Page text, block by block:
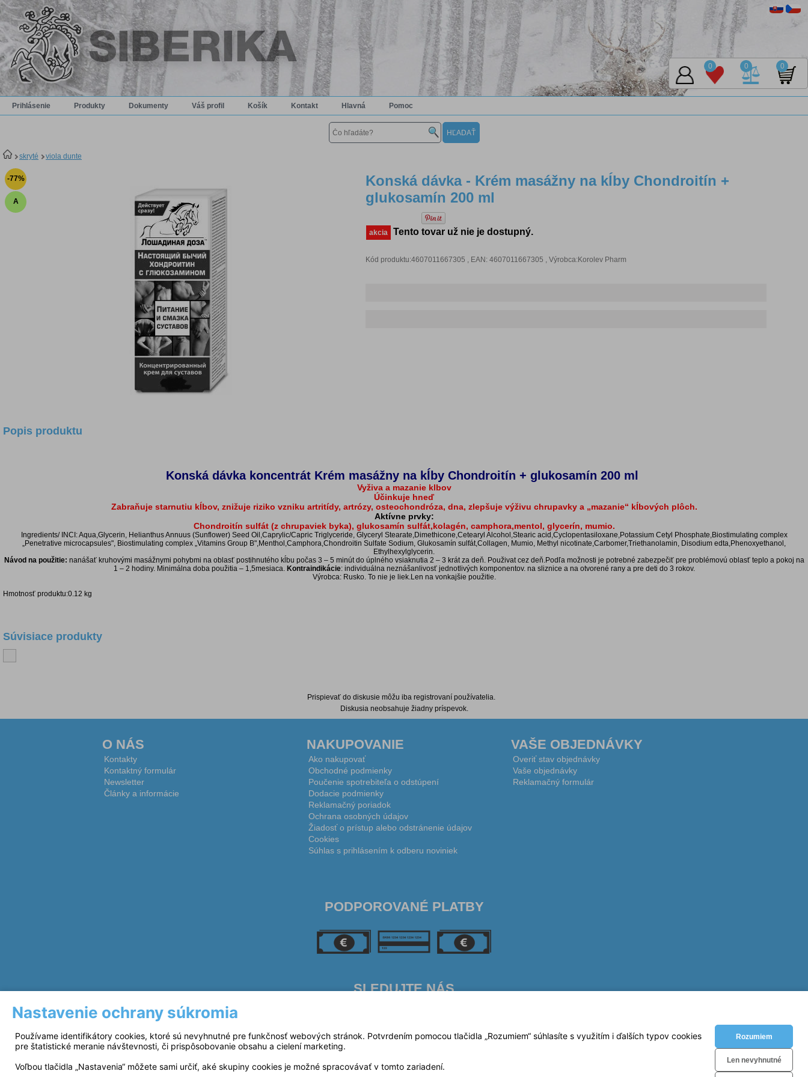
0 0 0
Prihlásenie Produkty Dokumenty Váš profil Košík Kontakt Hlavná Pomoc
skryté viola dunte
-77%
A
Konská dávka - Krém masážny na kĺby Chondroitín +
glukosamín 200 ml
akcia Tento tovar už nie je dostupný.
Kód produktu:4607011667305 , EAN: 4607011667305 , Výrobca:Korolev Pharm
Popis produktu
Konská dávka koncentrát Krém masážny na kĺby Chondroitín + glukosamín 200 ml
Vyživa a mazanie klbov
Účinkuje hneď
Zabraňuje starnutiu kĺbov, znižuje riziko vzniku artritídy, artrózy, osteochondróza, dna, zlepšuje výživu chrupavky a „mazanie“ kĺbových plôch.
Aktívne prvky:
Chondroitín sulfát (z chrupaviek byka), glukosamín sulfát,kolagén, camphora,mentol, glycerín, mumio.
Ingredients/ INCI: Aqua,Glycerin, Helianthus Annuus (Sunflower) Seed Oil,Caprylic/Capric Triglyceride, Glyceryl Stearate,Dimethicone,Cetearyl Alcohol,Stearic acid,Сyclopentasiloxane,Potassium Cetyl Phosphate,Biostimulating complex
„Penetrative microcapsules", Biostimulating complex „Vitamins Group B",Menthol,Camphora,Chondroitin Sulfate Sodium, Glukosamín sulfát,Collagen, Mumio, Methyl nicotinate,Carbomer,Triethanolamin, Disodium edta,Phenoxyethanol,
Ethylhexylglycerin.
Návod na použitie: nanášať kruhovými masážnymi pohybmi na oblasť postihnutého kĺbu počas 3 – 5 minút do úplného vsiaknutia 2 – 3 krát za deň. Použivat cez deň.Podľa možnosti je potrebné zabezpečiť pre problémovú oblasť teplo a pokoj na
1 – 2 hodiny. Minimálna doba použitia – 1,5mesiaca. Kontraindikácie: individuálna neznášanlivosť jednotlivých komponentov. na sliznice a na otvorené rany a pre deti do 3 rokov.
Výrobca: Rusko. To nie je liek.Len na vonkajšie použitie.
Hmotnosť produktu:0.12 kg
Súvisiace produkty
Prispievať do diskusie môžu iba registrovaní používatelia.
Diskusia neobsahuje žiadny príspevok.
O NÁS
Kontakty
Kontaktný formulár
Newsletter
Články a informácie
NAKUPOVANIE
Ako nakupovať
Obchodné podmienky
Poučenie spotrebiteľa o odstúpení
Dodacie podmienky
Reklamačný poriadok
Ochrana osobných údajov
Žiadosť o prístup alebo odstránenie údajov
Cookies
Súhlas s prihlásením k odberu noviniek
VAŠE OBJEDNÁVKY
Overiť stav objednávky
Vaše objednávky
Reklamačný formulár
PODPOROVANÉ PLATBY
SLEDUJTE NÁS
Nastavenie ochrany súkromia
Používame identifikátory cookies, ktoré sú nevyhnutné pre funkčnosť webových stránok. Potvrdením pomocou tlačidla „Rozumiem“ súhlasíte s využitím i ďalších typov cookies
pre štatistické meranie návštevnosti, či prispôsobovanie obsahu a cielení marketing.
Voľbou tlačidla „Nastavenia“ môžete sami určiť, aké skupiny cookies je možné spracovávať v tomto zariadení.
Rozumiem
Len nevyhnutné